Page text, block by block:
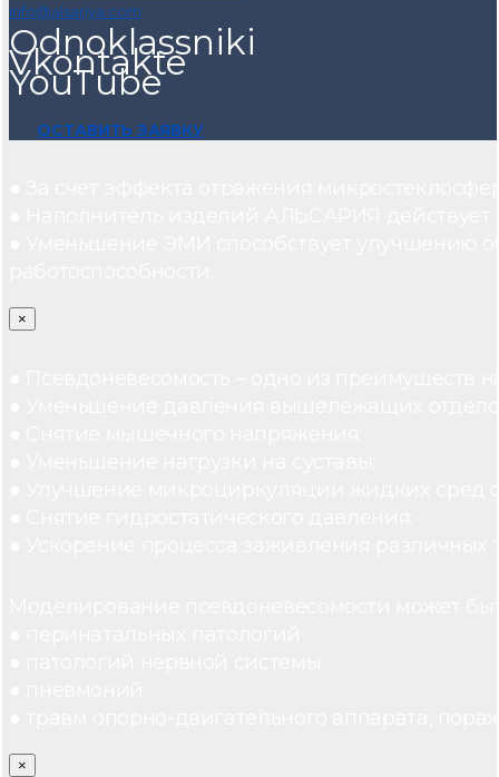
info@alsariya.com
Odnoklassniki
Vkontakte
YouTube
ОСТАВИТЬ ЗАЯВКУ
×
×